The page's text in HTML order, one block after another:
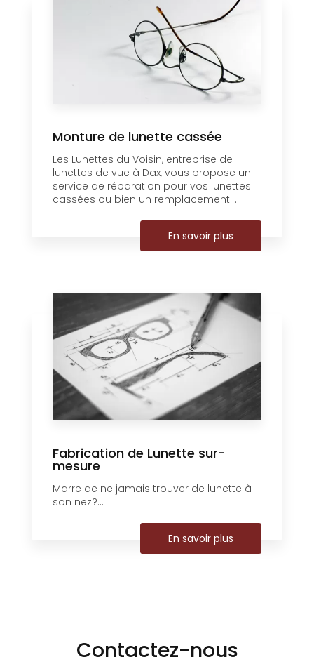
Monture de lunette cassée
Les Lunettes du Voisin, entreprise de
lunettes de vue à Dax, vous propose un
service de réparation pour vos lunettes
cassées ou bien un remplacement. ...
En savoir plus
Fabrication de Lunette sur-
mesure
Marre de ne jamais trouver de lunette à
son nez?...
En savoir plus
Contactez-nous